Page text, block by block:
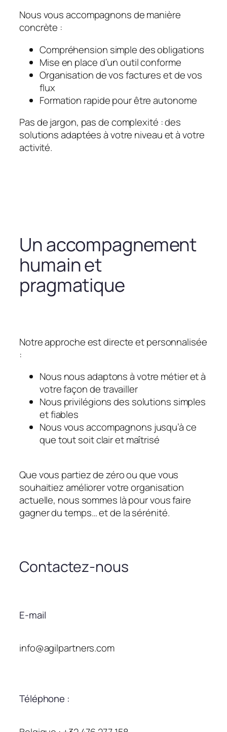
Nous vous accompagnons de manière
concrète :
Compréhension simple des obligations
Mise en place d’un outil conforme
Organisation de vos factures et de vos
flux
Formation rapide pour être autonome
Pas de jargon, pas de complexité : des
solutions adaptées à votre niveau et à votre
activité.
Un accompagnement
humain et
pragmatique
Notre approche est directe et personnalisée
:
Nous nous adaptons à votre métier et à
votre façon de travailler
Nous privilégions des solutions simples
et fiables
Nous vous accompagnons jusqu’à ce
que tout soit clair et maîtrisé
Que vous partiez de zéro ou que vous
souhaitiez améliorer votre organisation
actuelle, nous sommes là pour vous faire
gagner du temps… et de la sérénité.
Contactez-nous
E-mail
info@agilpartners.com
Téléphone :